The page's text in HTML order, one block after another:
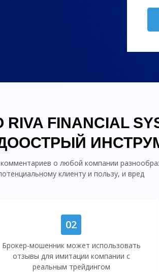
FINANCIAL
о любой компании
клиенту и пользу, и вред
02
Брокер-мошенник может использовать
отзывы для имитации компании с
реальным трейдингом